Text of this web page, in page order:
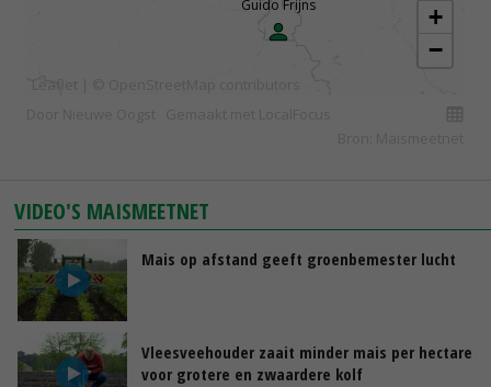
VIDEO'S MAISMEETNET
Mais op afstand geeft groenbemester lucht
Vleesveehouder zaait minder mais per hectare
voor grotere en zwaardere kolf